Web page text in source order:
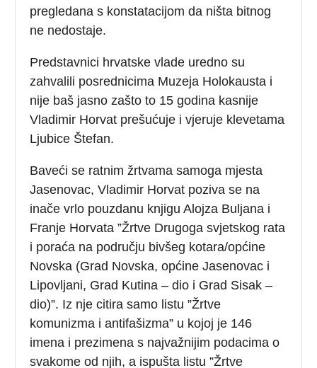
pregledana s konstatacijom da ništa bitnog
ne nedostaje.
Predstavnici hrvatske vlade uredno su
zahvalili posrednicima Muzeja Holokausta i
nije baš jasno zašto to 15 godina kasnije
Vladimir Horvat prešućuje i vjeruje klevetama
Ljubice Štefan.
Baveći se ratnim žrtvama samoga mjesta
Jasenovac, Vladimir Horvat poziva se na
inače vrlo pouzdanu knjigu Alojza Buljana i
Franje Horvata ”Žrtve Drugoga svjetskog rata
i poraća na području bivšeg kotara/općine
Novska (Grad Novska, općine Jasenovac i
Lipovljani, Grad Kutina – dio i Grad Sisak –
dio)”. Iz nje citira samo listu ”Žrtve
komunizma i antifašizma” u kojoj je 146
imena i prezimena s najvažnijim podacima o
svakome od njih, a ispušta listu ”Žrtve